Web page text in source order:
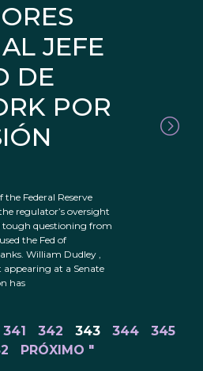
JEFE
DE
POR
Federal Reserve
regulator’s oversight
questioning from
the Fed of
William Dudley ,
appearing at a Senate
has
341 342 343 344
345
PRÓXIMO "